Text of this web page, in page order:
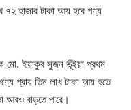
৭২ হাজার টাকা আয় হবে পণ্য
মো. ইয়াকুব সুজন ভূঁইয়া প্রথম
প্রায় তিন লাখ টাকা আয় হতে
আরও বাড়তে পারে।